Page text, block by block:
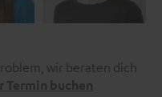
wir beraten dich
Termin buchen